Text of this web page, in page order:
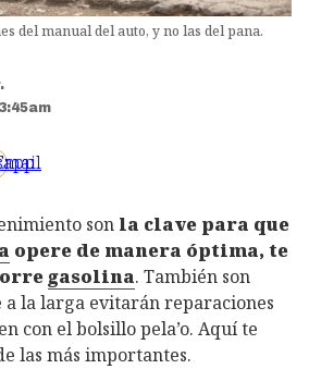
del manual del auto, y no las del pana.
son la clave para que
opere de manera óptima, te
gasolina. También son
a la larga evitarán reparaciones
con el bolsillo pela’o. Aquí te
las más importantes.